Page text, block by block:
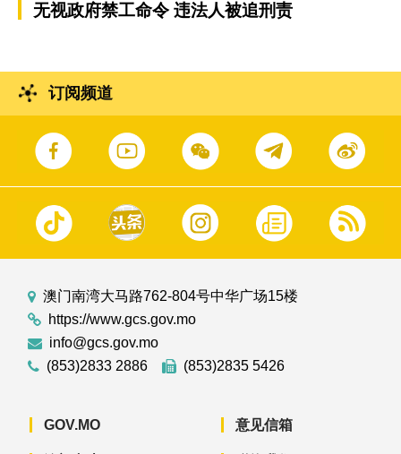
无视政府禁工命令 违法人被追刑责
订阅频道
澳门南湾大马路762-804号中华广场15楼
https://www.gcs.gov.mo
info@gcs.gov.mo
(853)2833 2886
(853)2835 5426
GOV.MO 意见信箱